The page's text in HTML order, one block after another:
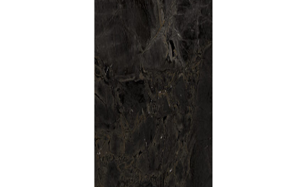
Søg KurvBook
indretningskonsulent